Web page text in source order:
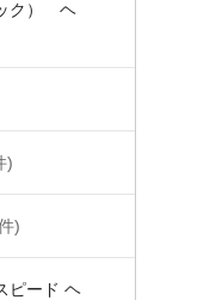
ク） ヘ
)
)
ピード ヘ